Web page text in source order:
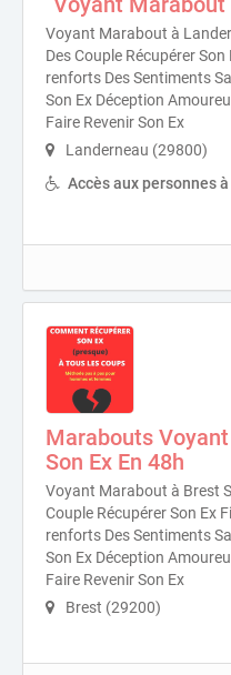
Voyant Marabout à
Des Couple Récupérer
renforts Des Sentiments
Son Ex Déception
Faire Revenir Son Ex
Landerneau (29800)
Accès aux personnes
Marabouts
Son Ex En 48h
Voyant Marabout à Brest
Couple Récupérer Son Ex
renforts Des Sentiments
Son Ex Déception
Faire Revenir Son Ex
Brest (29200)